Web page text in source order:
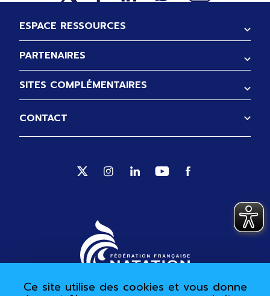
Pied de page
ESPACE RESSOURCES
PARTENAIRES
SITES COMPLÉMENTAIRES
CONTACT
Suivez-nous sur Twitter (Ouverture
Suivez-nous sur Instagram
Suivez-nous sur Linkedin
Suivez-nous sur
Suivez-nous
Ce site utilise des cookies et vous donne